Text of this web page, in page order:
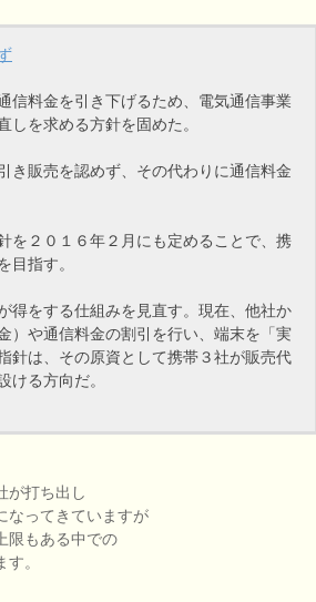
料金を引き下げるため、電気通信事業
を求める方針を固めた。
販売を認めず、その代わりに通信料金
２０１６年２月にも定めることで、携
目指す。
をする仕組みを見直す。現在、他社か
）や通信料金の割引を行い、端末を「実
針は、その原資として携帯３社が販売代
ける方向だ。
が打ち出し
なってきていますが
限もある中での
。